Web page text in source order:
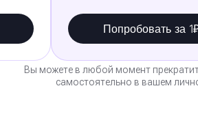
Попробовать за
Вы можете в любой момент
самостоятельно в вашем